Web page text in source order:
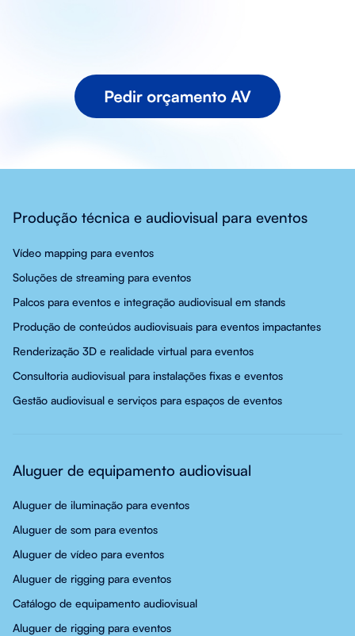
Produção técnica e audiovisual para eventos
Vídeo mapping para eventos
Soluções de streaming para eventos
Palcos para eventos e integração audiovisual em stands
Produção de conteúdos audiovisuais para eventos impactantes
Renderização 3D e realidade virtual para eventos
Consultoria audiovisual para instalações fixas e eventos
Gestão audiovisual e serviços para espaços de eventos
Aluguer de equipamento audiovisual
Aluguer de iluminação para eventos
Aluguer de som para eventos
Aluguer de vídeo para eventos
Aluguer de rigging para eventos
Catálogo de equipamento audiovisual
Aluguer de rigging para eventos